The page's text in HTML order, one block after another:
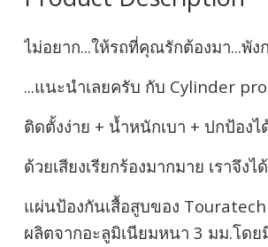
ไม่อยาก...ให้รถที่คุณรักต้องมา...พั
...แนะนำเลยครับ กับ Cylinder
ติดตั้งง่าย + น้ำหนักเบา + ปกป้องไ
ด้วยเสียงเรียกร้องมากมาย เราจึ
แผ่นป้องกันเสื้อสูบของ Touratech
ผลิตจากอะลูมิเนียมหนา 3 มม.โด